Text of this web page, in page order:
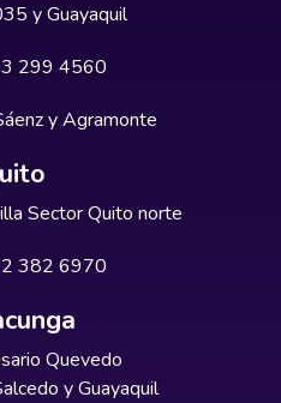
y Guayaquil
299 4560
y Agramonte
Sector Quito norte
382 6970
Quevedo
y Guayaquil